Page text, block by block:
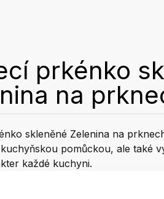
prkénko
na
skleněné Zelenina na
pomůckou, ale také
každé kuchyni.